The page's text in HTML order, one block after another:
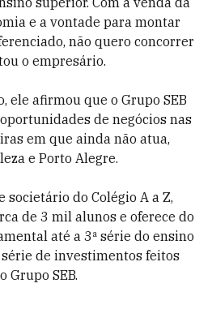
e a vontade para montar
não quero concorrer
o empresário.
ele afirmou que o Grupo SEB
de negócios nas
em que ainda não atua,
e Porto Alegre.
societário do Colégio A a Z,
de 3 mil alunos e oferece do
até a 3ª série do ensino
de investimentos feitos
Grupo SEB.